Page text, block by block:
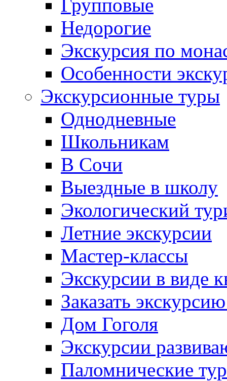
Групповые
Недорогие
Экскурсия по
Особенности
Экскурсионные туры
Однодневные
Школьникам
В Сочи
Выездные в школу
Экологический
Летние экскурсии
Мастер-классы
Экскурсии в виде
Заказать
Дом Гоголя
Экскурсии
Паломнические